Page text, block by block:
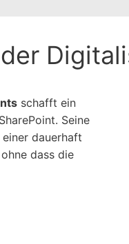
schafft ein
Seine
dauerhaft
dass die